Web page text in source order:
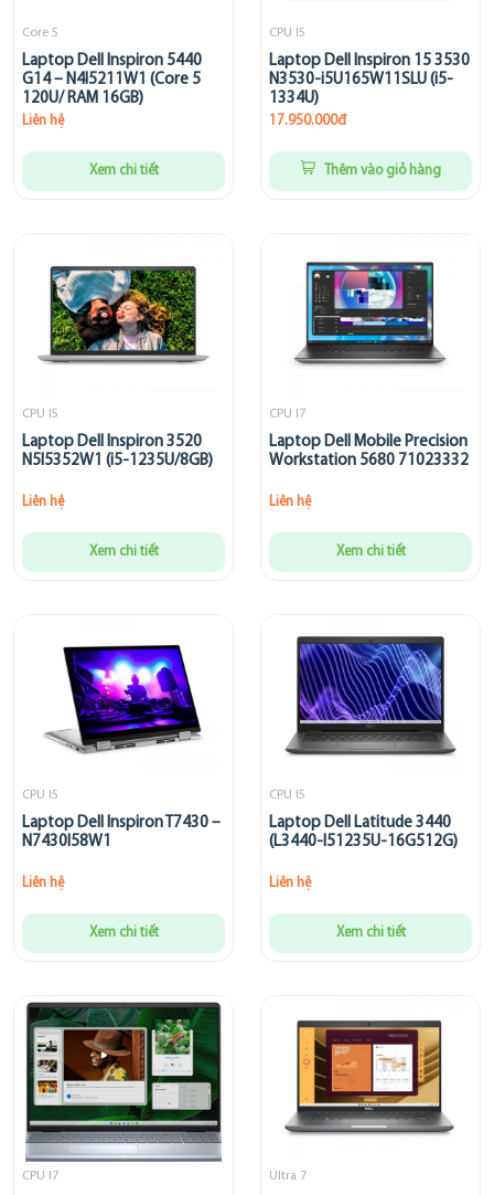
Core 5
Laptop Dell Inspiron 5440
G14 – N4I5211W1 (Core 5
120U/ RAM 16GB)
Liên hệ
Xem chi tiết
CPU I5
Laptop Dell Inspiron 15 3530
N3530-i5U165W11SLU (i5-
1334U)
17.950.000đ
Thêm vào giỏ hàng
CPU I5
Laptop Dell Inspiron 3520
N5I5352W1 (i5-1235U/8GB)
Liên hệ
Xem chi tiết
CPU I7
Laptop Dell Mobile Precision
Workstation 5680 71023332
Liên hệ
Xem chi tiết
CPU I5
Laptop Dell Inspiron T7430 –
N7430I58W1
Liên hệ
Xem chi tiết
CPU I5
Laptop Dell Latitude 3440
(L3440-I51235U-16G512G)
Liên hệ
Xem chi tiết
CPU I7 Ultra 7